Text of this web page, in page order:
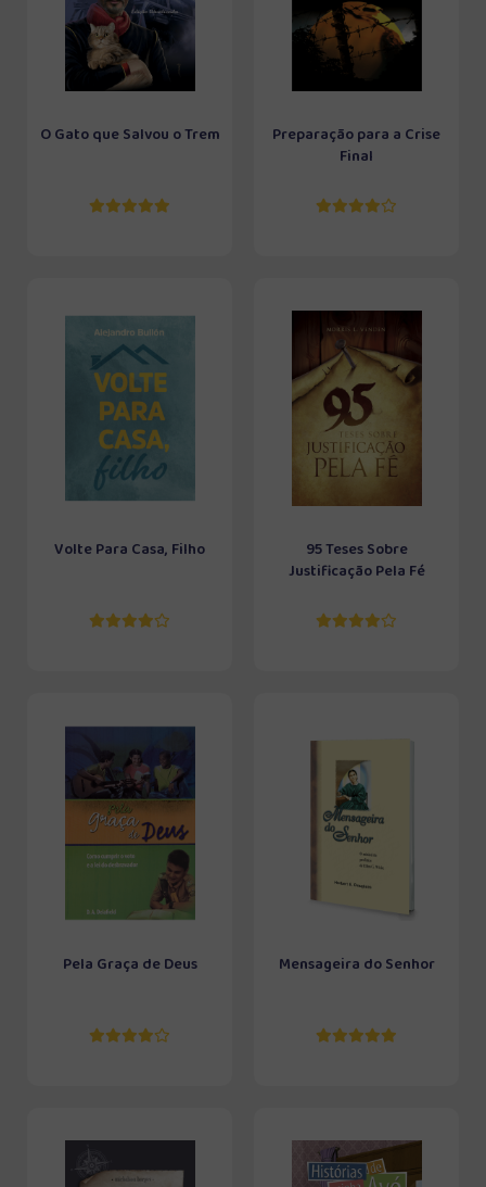
O Gato que Salvou o Trem
Preparação para a Crise
Final
Volte Para Casa, Filho
95 Teses Sobre
Justificação Pela Fé
Pela Graça de Deus Mensageira do Senhor